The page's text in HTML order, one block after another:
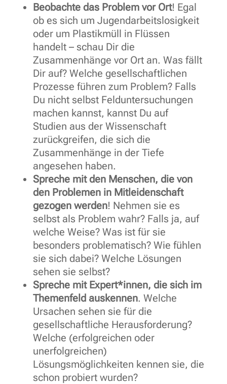
Beobachte das Problem vor Ort! Egal
ob es sich um Jugendarbeitslosigkeit
oder um Plastikmüll in Flüssen
handelt – schau Dir die
Zusammenhänge vor Ort an. Was fällt
Dir auf? Welche gesellschaftlichen
Prozesse führen zum Problem? Falls
Du nicht selbst Felduntersuchungen
machen kannst, kannst Du auf
Studien aus der Wissenschaft
zurückgreifen, die sich die
Zusammenhänge in der Tiefe
angesehen haben.
Spreche mit den Menschen, die von
den Problemen in Mitleidenschaft
gezogen werden! Nehmen sie es
selbst als Problem wahr? Falls ja, auf
welche Weise? Was ist für sie
besonders problematisch? Wie fühlen
sie sich dabei? Welche Lösungen
sehen sie selbst?
Spreche mit Expert*innen, die sich im
Themenfeld auskennen. Welche
Ursachen sehen sie für die
gesellschaftliche Herausforderung?
Welche (erfolgreichen oder
unerfolgreichen)
Lösungsmöglichkeiten kennen sie, die
schon probiert wurden?